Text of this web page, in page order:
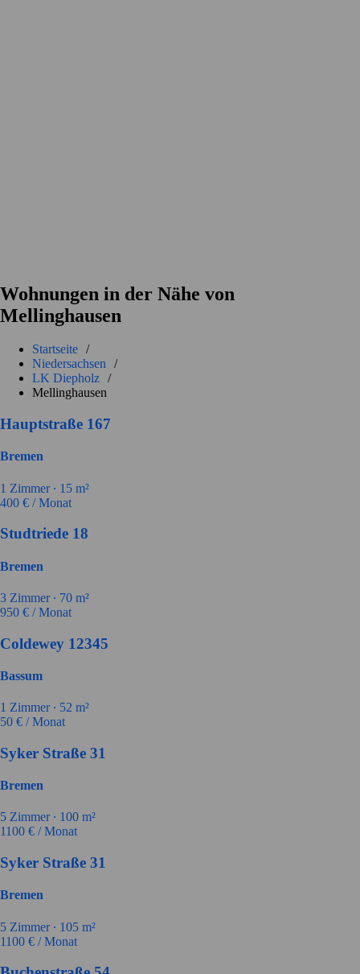
Wohnungen in der Nähe von
Mellinghausen
Startseite /
Niedersachsen /
LK Diepholz /
Mellinghausen
Hauptstraße 167
Bremen
1 Zimmer ∙ 15 m²
400 € / Monat
Studtriede 18
Bremen
3 Zimmer ∙ 70 m²
950 € / Monat
Coldewey 12345
Bassum
1 Zimmer ∙ 52 m²
50 € / Monat
Syker Straße 31
Bremen
5 Zimmer ∙ 100 m²
1100 € / Monat
Syker Straße 31
Bremen
5 Zimmer ∙ 105 m²
1100 € / Monat